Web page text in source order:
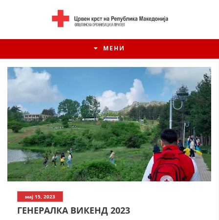
МЕНИ
ИСТОРИЈАТ НА ЦКРСМ
мај 15, 2023
ГЕНЕРАЛКА ВИКЕНД 2023